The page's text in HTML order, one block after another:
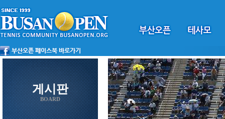
게시판
BOARD